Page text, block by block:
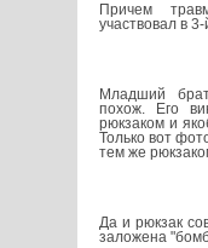
Причем
участвовал в
Младший
похож. Его
рюкзаком и
Только вот
тем же
Да и рюкзак
заложена